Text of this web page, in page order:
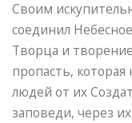
Своим
соединил
Творца и
пропасть,
людей от их
заповеди, через